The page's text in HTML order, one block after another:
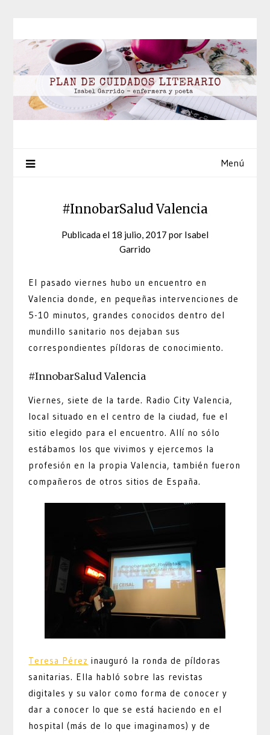
contenido
Menú
#InnobarSalud Valencia
Publicada el 18 julio, 2017 por Isabel
Garrido
El pasado viernes hubo un encuentro en
Valencia donde, en pequeñas intervenciones de
5-10 minutos, grandes conocidos dentro del
mundillo sanitario nos dejaban sus
correspondientes píldoras de conocimiento.
#InnobarSalud Valencia
Viernes, siete de la tarde. Radio City Valencia,
local situado en el centro de la ciudad, fue el
sitio elegido para el encuentro. Allí no sólo
estábamos los que vivimos y ejercemos la
profesión en la propia Valencia, también fueron
compañeros de otros sitios de España.
Teresa Pérez inauguró la ronda de píldoras
sanitarias. Ella habló sobre las revistas
digitales y su valor como forma de conocer y
dar a conocer lo que se está haciendo en el
hospital (más de lo que imaginamos) y de